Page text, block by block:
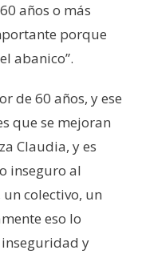
años o más
porque
abanico”.
de 60 años, y ese
que se mejoran
Claudia, y es
inseguro al
colectivo, un
eso lo
inseguridad y